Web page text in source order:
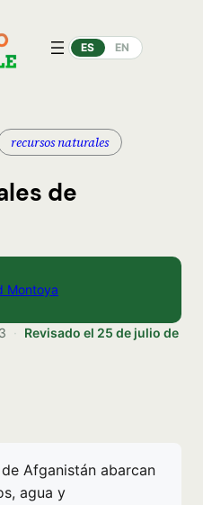
ES EN
recursos naturales
de
Montoya
· Revisado el 25 de julio de
Afganistán abarcan
agua y